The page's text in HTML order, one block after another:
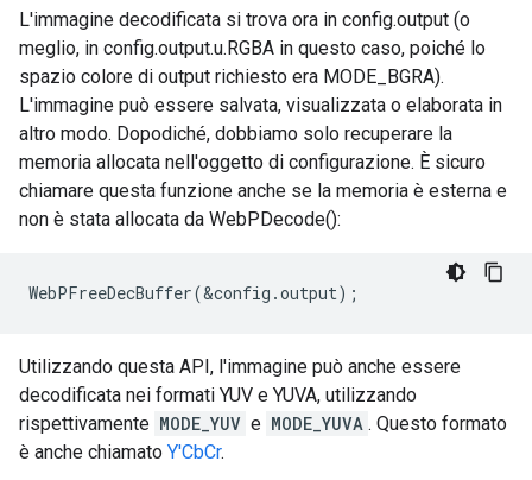
L'immagine decodificata si trova ora in config.output (o
meglio, in config.output.u.RGBA in questo caso, poiché lo
spazio colore di output richiesto era MODE_BGRA).
L'immagine può essere salvata, visualizzata o elaborata in
altro modo. Dopodiché, dobbiamo solo recuperare la
memoria allocata nell'oggetto di configurazione. È sicuro
chiamare questa funzione anche se la memoria è esterna e
non è stata allocata da WebPDecode():
Utilizzando questa API, l'immagine può anche essere
decodificata nei formati YUV e YUVA, utilizzando
rispettivamente MODE_YUV e MODE_YUVA . Questo formato
è anche chiamato Y'CbCr.